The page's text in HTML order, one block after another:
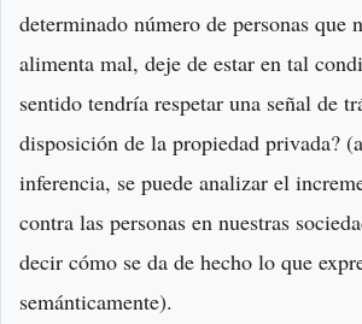
determinado número de personas que
alimenta mal, deje de estar en tal
sentido tendría respetar una señal de
disposición de la propiedad privada?
inferencia, se puede analizar el
contra las personas en nuestras
decir cómo se da de hecho lo que
semánticamente).